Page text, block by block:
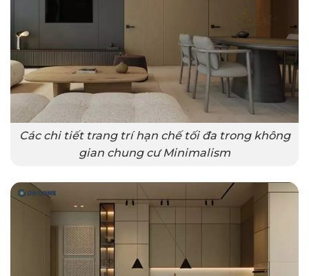
Các chi tiết trang trí hạn chế tối đa trong không
gian chung cư Minimalism